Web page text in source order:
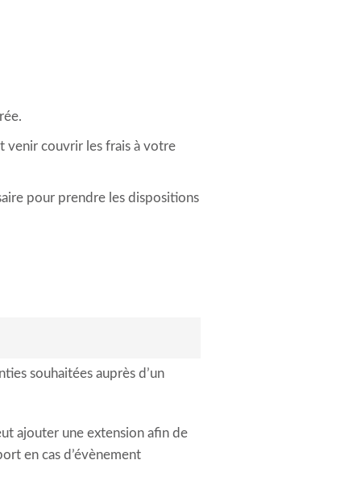
venir couvrir les frais à votre
pour prendre les dispositions
souhaitées auprès d’un
ajouter une extension afin de
en cas d’évènement